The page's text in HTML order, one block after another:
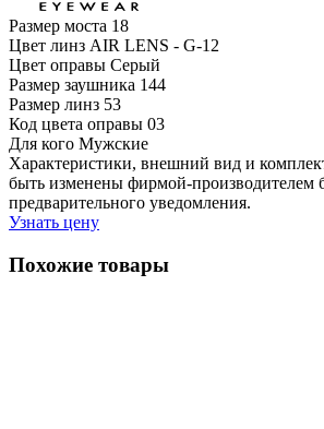
Размер моста 18
Цвет линз AIR LENS - G-12
Цвет оправы Серый
Размер заушника 144
Размер линз 53
Код цвета оправы 03
Для кого Мужские
Характеристики, внешний вид и
быть изменены фирмой-производителем
предварительного уведомления.
Узнать цену
Похожие товары